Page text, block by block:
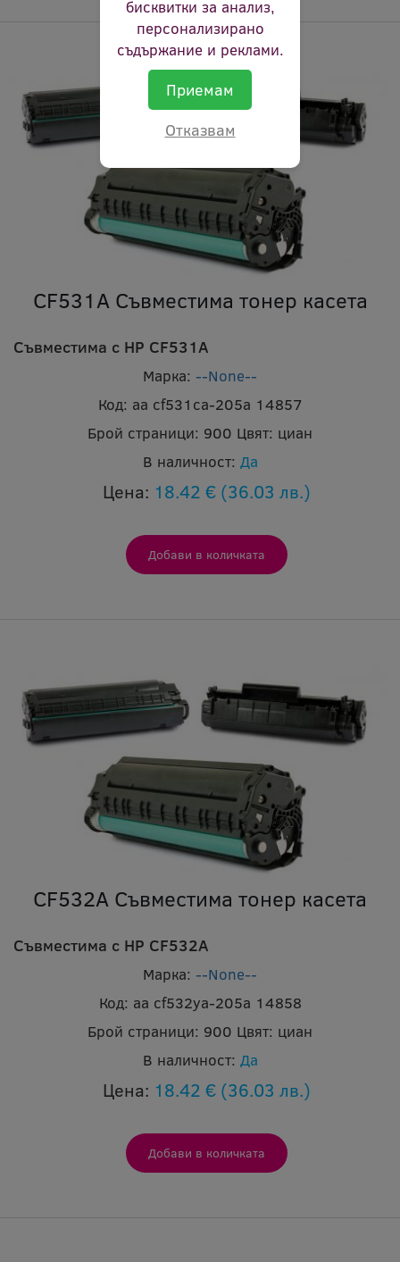
CF531A Съвместима тонер касета
Съвместима с HP CF531A
Марка: --None--
Код: aa cf531ca-205a 14857
Брой страници: 900 Цвят: циан
В наличност: Да
Цена: 18.42 € (36.03 лв.)
CF532A Съвместима тонер касета
Съвместима с HP CF532A
Марка: --None--
Код: aa cf532ya-205a 14858
Брой страници: 900 Цвят: циан
В наличност: Да
Цена: 18.42 € (36.03 лв.)
бисквитки за анализ,
персонализирано
съдържание и реклами.
Приемам
Отказвам